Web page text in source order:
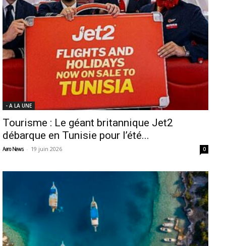
- A LA UNE
Tourisme : Le géant britannique Jet2
débarque en Tunisie pour l’été...
Aero News - 19 juin 2026 0